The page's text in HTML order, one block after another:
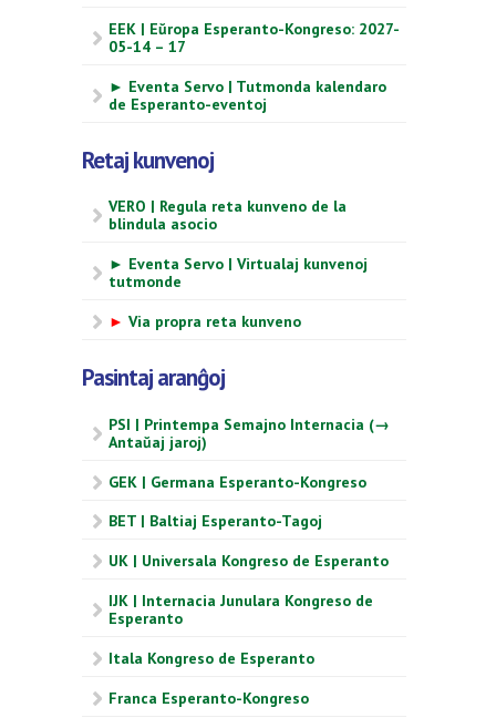
EEK | Eŭropa Esperanto-Kongreso: 2027-
05-14 – 17
► Eventa Servo | Tutmonda kalendaro
de Esperanto-eventoj
Retaj kunvenoj
VERO | Regula reta kunveno de la
blindula asocio
► Eventa Servo | Virtualaj kunvenoj
tutmonde
► Via propra reta kunveno
Pasintaj aranĝoj
PSI | Printempa Semajno Internacia (→
Antaŭaj jaroj)
GEK | Germana Esperanto-Kongreso
BET | Baltiaj Esperanto-Tagoj
UK | Universala Kongreso de Esperanto
IJK | Internacia Junulara Kongreso de
Esperanto
Itala Kongreso de Esperanto
Franca Esperanto-Kongreso